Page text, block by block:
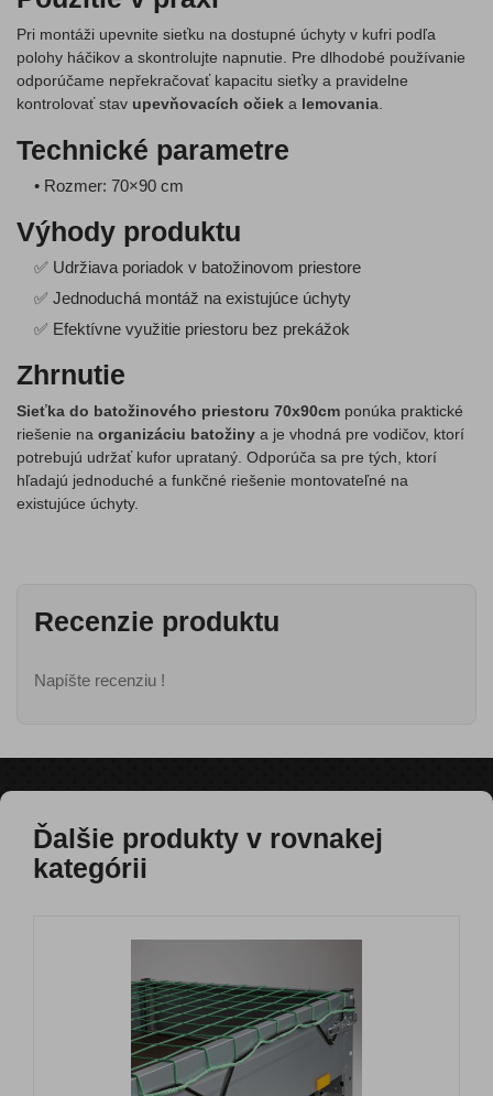
Pri montáži upevnite sieťku na dostupné úchyty v kufri podľa
polohy háčikov a skontrolujte napnutie. Pre dlhodobé používanie
odporúčame nepřekračovať kapacitu sieťky a pravidelne
kontrolovať stav upevňovacích očiek a lemovania
Technické parametre
• Rozmer: 70×90 cm
Výhody produktu
✅ Udržiava poriadok v batožinovom priestore
✅ Jednoduchá montáž na existujúce úchyty
✅ Efektívne využitie priestoru bez prekážok
Zhrnutie
Sieťka do batožinového priestoru 70x90cm ponúka praktické
riešenie na organizáciu batožiny a je vhodná pre vodičov, ktorí
potrebujú udržať kufor uprataný. Odporúča sa pre tých, ktorí
hľadajú jednoduché a funkčné riešenie montovateľné na
existujúce úchyty.
Recenzie produktu
Napíšte recenziu !
Ďalšie produkty v rovnakej
kategórii